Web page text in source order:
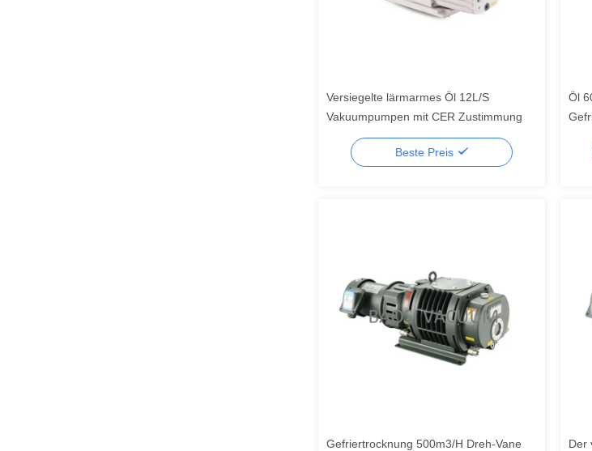
Versiegelte lärmarmes Öl 12L/S
Vakuumpumpen mit CER Zustimmung
Beste Preis
Öl
Gefriertrocknung 500m3/H Dreh-Vane
Der